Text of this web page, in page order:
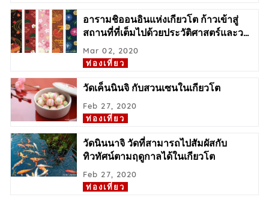
อารามชิออนอินแห่งเกียวโต ก้าวเข้าสู่
สถานที่ที่เต็มไปด้วยประวัติศาสตร์และว…
ท่องเที่ยว
Mar 02, 2020
วัดเค็นนินจิ กับสวนเซนในเกียวโต
ท่องเที่ยว
Feb 27, 2020
วัดนินนาจิ วัดที่สามารถไปสัมผัสกับ
ทิวทัศน์ตามฤดูกาลได้ในเกียวโต
ท่องเที่ยว
Feb 27, 2020